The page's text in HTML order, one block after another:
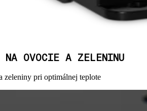
NA OVOCIE A ZELENINU
zeleniny pri optimálnej teplote